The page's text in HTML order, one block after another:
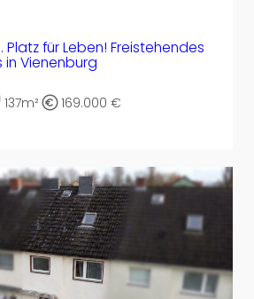
Platz für Leben! Freistehendes
in Vienenburg
137m² 169.000 €